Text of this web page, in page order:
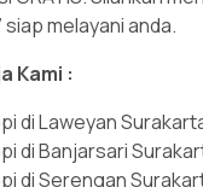
melayani anda.
Kami :
di Laweyan
di Banjarsari
di Serengan